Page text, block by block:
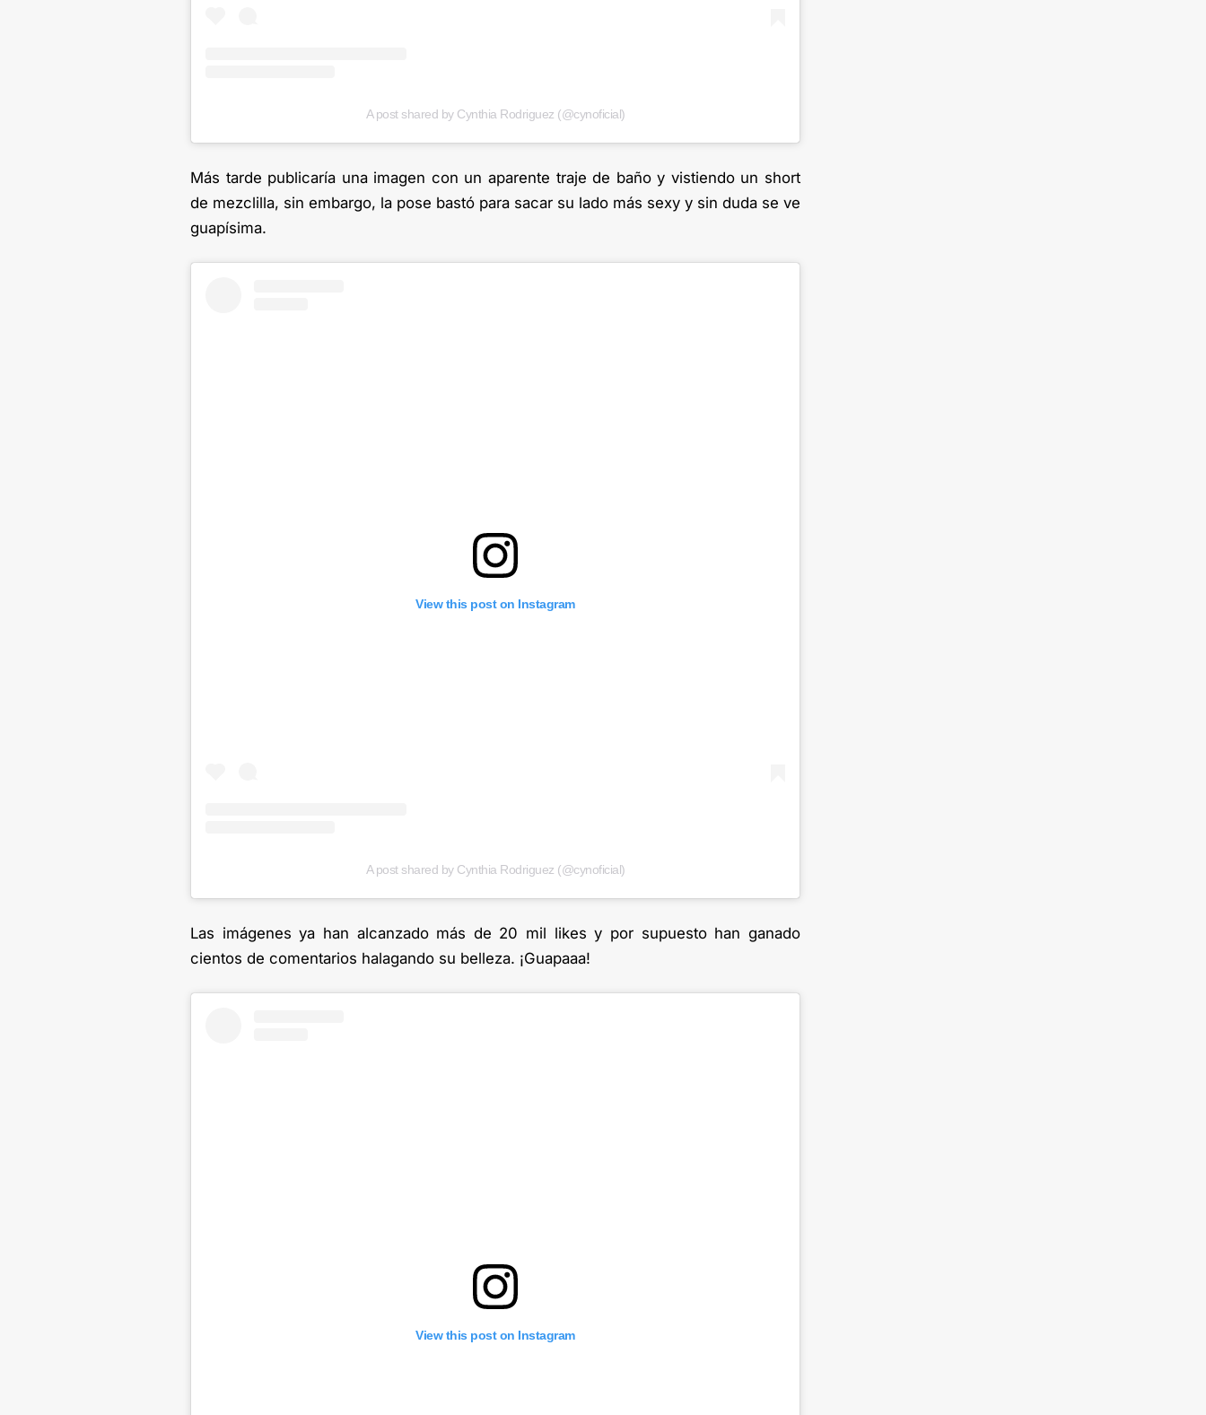
A post shared by Cynthia Rodriguez (@cynoficial)
Más tarde publicaría una imagen con un aparente traje de baño y vistiendo un short
de mezclilla, sin embargo, la pose bastó para sacar su lado más sexy y sin duda se ve
guapísima.
View this post on Instagram
A post shared by Cynthia Rodriguez (@cynoficial)
Las imágenes ya han alcanzado más de 20 mil likes y por supuesto han ganado
cientos de comentarios halagando su belleza. ¡Guapaaa!
View this post on Instagram